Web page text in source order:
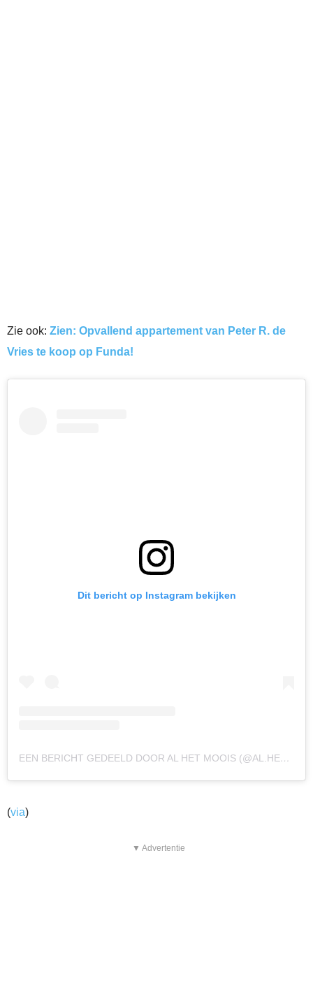
Zie ook: Zien: Opvallend appartement van Peter R. de
Vries te koop op Funda!
Dit bericht op Instagram bekijken
EEN BERICHT GEDEELD DOOR AL HET MOOIS (@AL.HET.MOOIS)
(via)
▼ Advertentie